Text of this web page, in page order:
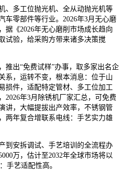
多工位抛光机、全从动抛光机等
车零部件等行业。2026年3月无心磨
据《2026年无心磨削市场成长趋向
试验，给采购方带来诸多决策搅
出“免费试样”办事，取多家出名企
系，运转不变，根本消息：位于山
损件，适配特定管材、多工位加工
2026年3月除锈机厂家汇总，可免费
讲，大幅提拔出产效率，不锈钢管
两年复合增联系电线：手艺实力雄
安拆调试、手艺培训的全流程办
万，估计至2032年全球市场将以
手艺适配性高。